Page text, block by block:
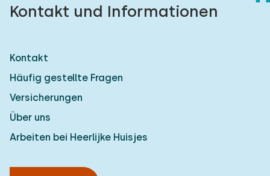
Kontakt und Informationen
Kontakt
Häufig gestellte Fragen
Versicherungen
Über uns
Arbeiten bei Heerlijke Huisjes